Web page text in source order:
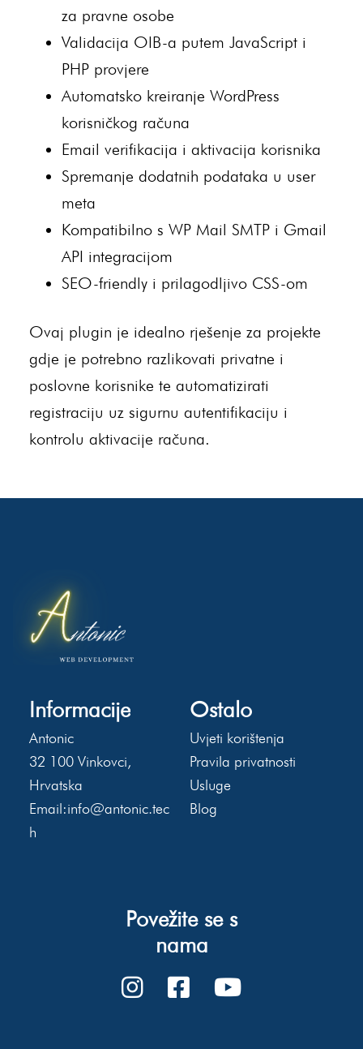
za pravne osobe
Validacija OIB-a putem JavaScript i
PHP provjere
Automatsko kreiranje WordPress
korisničkog računa
Email verifikacija i aktivacija korisnika
Spremanje dodatnih podataka u user
meta
Kompatibilno s WP Mail SMTP i Gmail
API integracijom
SEO-friendly i prilagodljivo CSS-om
Ovaj plugin je idealno rješenje za projekte
gdje je potrebno razlikovati privatne i
poslovne korisnike te automatizirati
registraciju uz sigurnu autentifikaciju i
kontrolu aktivacije računa.
Informacije
Antonic
32 100 Vinkovci,
Hrvatska
Email:info@antonic.tec
h
Ostalo
Uvjeti korištenja
Pravila privatnosti
Usluge
Blog
Povežite se s
nama